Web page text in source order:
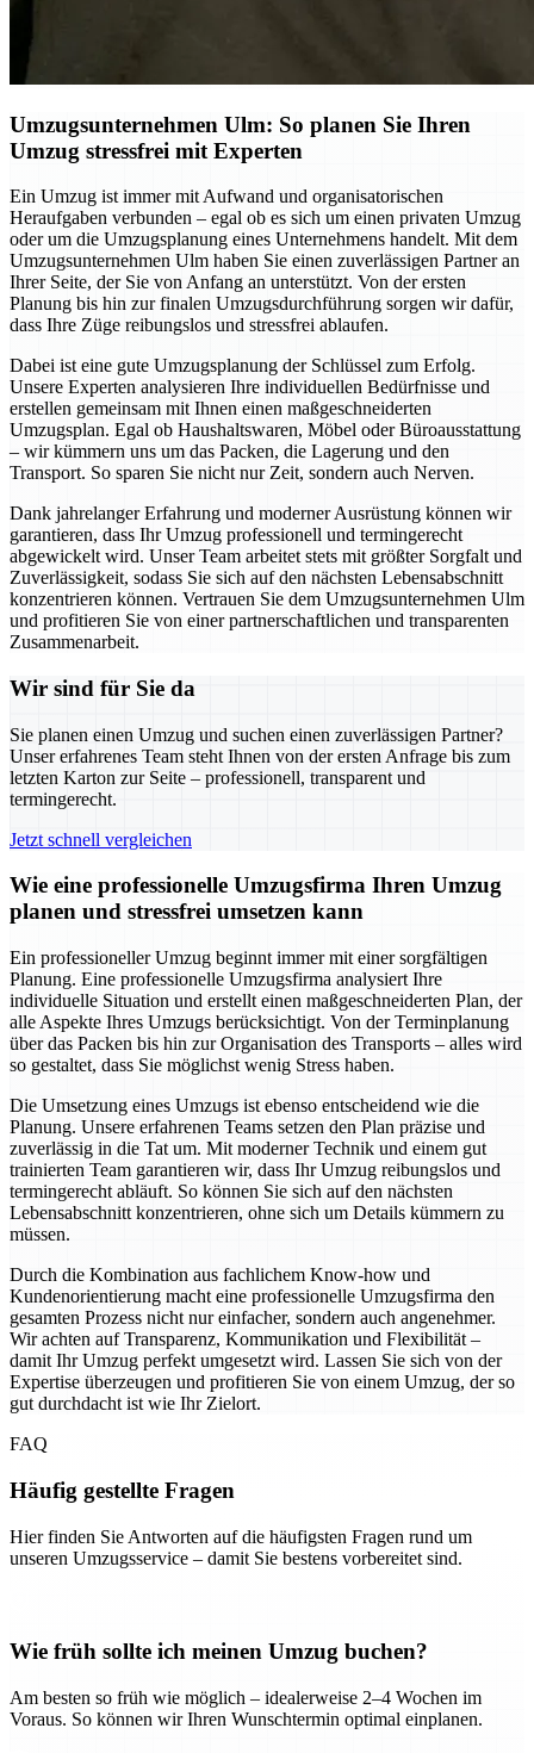
Umzugsunternehmen Ulm: So planen Sie Ihren
Umzug stressfrei mit Experten
Ein Umzug ist immer mit Aufwand und organisatorischen
Heraufgaben verbunden – egal ob es sich um einen privaten Umzug
oder um die Umzugsplanung eines Unternehmens handelt. Mit dem
Umzugsunternehmen Ulm haben Sie einen zuverlässigen Partner an
Ihrer Seite, der Sie von Anfang an unterstützt. Von der ersten
Planung bis hin zur finalen Umzugsdurchführung sorgen wir dafür,
dass Ihre Züge reibungslos und stressfrei ablaufen.
Dabei ist eine gute Umzugsplanung der Schlüssel zum Erfolg.
Unsere Experten analysieren Ihre individuellen Bedürfnisse und
erstellen gemeinsam mit Ihnen einen maßgeschneiderten
Umzugsplan. Egal ob Haushaltswaren, Möbel oder Büroausstattung
– wir kümmern uns um das Packen, die Lagerung und den
Transport. So sparen Sie nicht nur Zeit, sondern auch Nerven.
Dank jahrelanger Erfahrung und moderner Ausrüstung können wir
garantieren, dass Ihr Umzug professionell und termingerecht
abgewickelt wird. Unser Team arbeitet stets mit größter Sorgfalt und
Zuverlässigkeit, sodass Sie sich auf den nächsten Lebensabschnitt
konzentrieren können. Vertrauen Sie dem Umzugsunternehmen Ulm
und profitieren Sie von einer partnerschaftlichen und transparenten
Zusammenarbeit.
Wir sind für Sie da
Sie planen einen Umzug und suchen einen zuverlässigen Partner?
Unser erfahrenes Team steht Ihnen von der ersten Anfrage bis zum
letzten Karton zur Seite – professionell, transparent und
termingerecht.
Jetzt schnell vergleichen
Wie eine professionelle Umzugsfirma Ihren Umzug
planen und stressfrei umsetzen kann
Ein professioneller Umzug beginnt immer mit einer sorgfältigen
Planung. Eine professionelle Umzugsfirma analysiert Ihre
individuelle Situation und erstellt einen maßgeschneiderten Plan, der
alle Aspekte Ihres Umzugs berücksichtigt. Von der Terminplanung
über das Packen bis hin zur Organisation des Transports – alles wird
so gestaltet, dass Sie möglichst wenig Stress haben.
Die Umsetzung eines Umzugs ist ebenso entscheidend wie die
Planung. Unsere erfahrenen Teams setzen den Plan präzise und
zuverlässig in die Tat um. Mit moderner Technik und einem gut
trainierten Team garantieren wir, dass Ihr Umzug reibungslos und
termingerecht abläuft. So können Sie sich auf den nächsten
Lebensabschnitt konzentrieren, ohne sich um Details kümmern zu
müssen.
Durch die Kombination aus fachlichem Know-how und
Kundenorientierung macht eine professionelle Umzugsfirma den
gesamten Prozess nicht nur einfacher, sondern auch angenehmer.
Wir achten auf Transparenz, Kommunikation und Flexibilität –
damit Ihr Umzug perfekt umgesetzt wird. Lassen Sie sich von der
Expertise überzeugen und profitieren Sie von einem Umzug, der so
gut durchdacht ist wie Ihr Zielort.
FAQ
Häufig gestellte Fragen
Hier finden Sie Antworten auf die häufigsten Fragen rund um
unseren Umzugsservice – damit Sie bestens vorbereitet sind.
Wie früh sollte ich meinen Umzug buchen?
Am besten so früh wie möglich – idealerweise 2–4 Wochen im
Voraus. So können wir Ihren Wunschtermin optimal einplanen.